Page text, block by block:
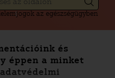
jogok az egészségügyben
és
éppen a minket